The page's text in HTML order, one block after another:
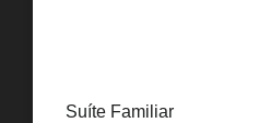
Suíte Familiar